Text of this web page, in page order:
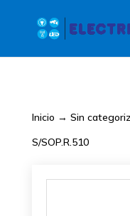
Inicio → Sin
S/SOP.R.510